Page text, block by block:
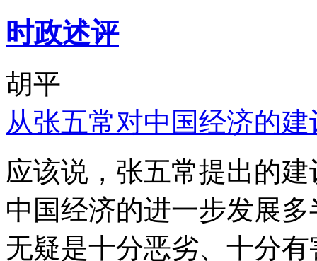
时政述评
胡平
从张五常对中国经济的
应该说，张五常提出的
中国经济的进一步发展
无疑是十分恶劣、十分